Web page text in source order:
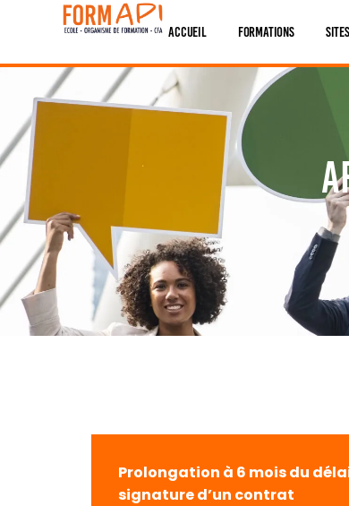
Accueil Formations
Prolongation à 6 mois du
signature d’un contrat
Panneau de gestion des cookies